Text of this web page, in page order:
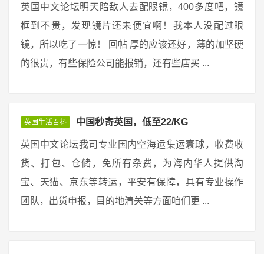
英国中文论坛明天陪敌人去配眼镜，400多度吧，镜
框到不贵，发现镜片还未便宜啊！我本人没配过眼
镜，所以吃了一惊！ 回帖 厚的应该还好，薄的加坚硬
的很贵，有些保险公司能报销，还有些店买 ...
英国生活百科 中国秒寄英国，低至22/KG
英国中文论坛我司专业国内空海运集运寰球，收费收
货、打包、仓储，免所有杂费，为海内华人提供淘
宝、天猫、京东等转运，平安有保障，具有专业操作
团队，出货申报，目的地清关等方面咱们更 ...